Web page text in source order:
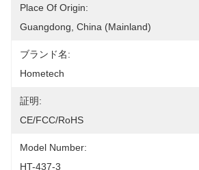
Place Of Origin:
Guangdong, China (Mainland)
ブランド名:
Hometech
証明:
CE/FCC/RoHS
Model Number:
HT-437-3